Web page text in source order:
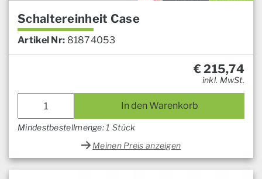
Schaltereinheit Case
Artikel Nr: 81874053
€215,74
inkl. MwSt.
In den Warenkorb
Mindestbestellmenge: 1 Stück
Meinen Preis anzeigen